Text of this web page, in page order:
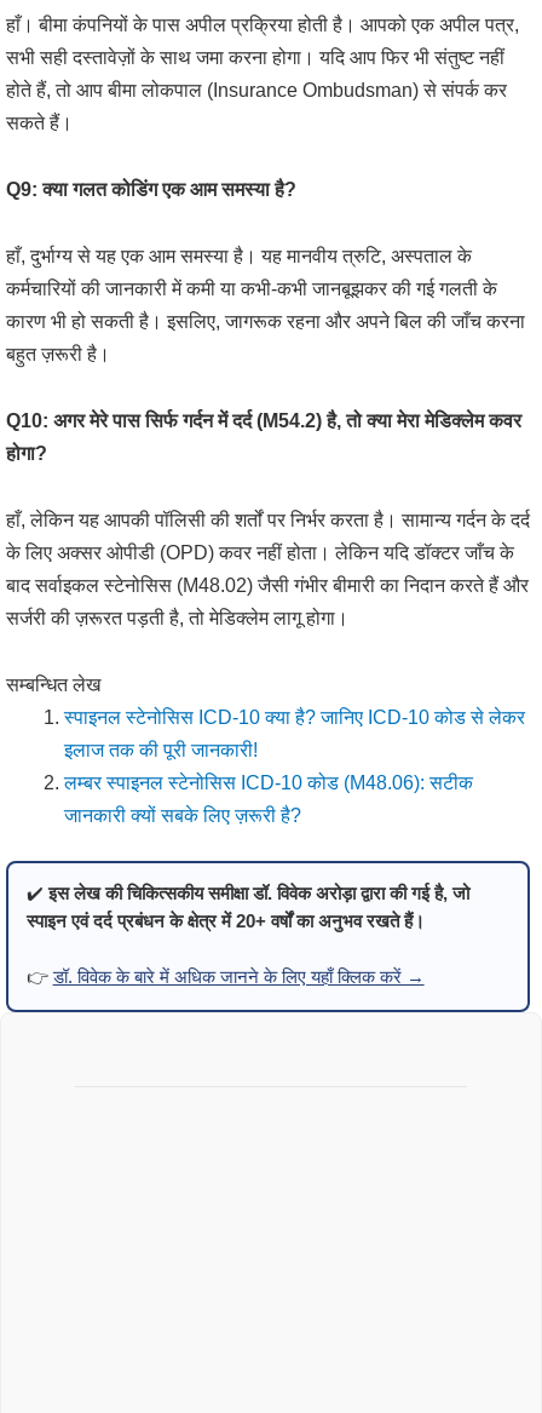
हाँ। बीमा कंपनियों के पास अपील प्रक्रिया होती है। आपको एक अपील पत्र,
सभी सही दस्तावेज़ों के साथ जमा करना होगा। यदि आप फिर भी संतुष्ट नहीं
होते हैं, तो आप बीमा लोकपाल (Insurance Ombudsman) से संपर्क कर
सकते हैं।
Q9: क्या गलत कोडिंग एक आम समस्या है?
हाँ, दुर्भाग्य से यह एक आम समस्या है। यह मानवीय त्रुटि, अस्पताल के
कर्मचारियों की जानकारी में कमी या कभी-कभी जानबूझकर की गई गलती के
कारण भी हो सकती है। इसलिए, जागरूक रहना और अपने बिल की जाँच करना
बहुत ज़रूरी है।
Q10: अगर मेरे पास सिर्फ गर्दन में दर्द (M54.2) है, तो क्या मेरा मेडिक्लेम कवर
होगा?
हाँ, लेकिन यह आपकी पॉलिसी की शर्तों पर निर्भर करता है। सामान्य गर्दन के दर्द
के लिए अक्सर ओपीडी (OPD) कवर नहीं होता। लेकिन यदि डॉक्टर जाँच के
बाद सर्वाइकल स्टेनोसिस (M48.02) जैसी गंभीर बीमारी का निदान करते हैं और
सर्जरी की ज़रूरत पड़ती है, तो मेडिक्लेम लागू होगा।
सम्बन्धित लेख
स्पाइनल स्टेनोसिस ICD-10 क्या है? जानिए ICD-10 कोड से लेकर
इलाज तक की पूरी जानकारी!
लम्बर स्पाइनल स्टेनोसिस ICD-10 कोड (M48.06): सटीक
जानकारी क्यों सबके लिए ज़रूरी है?
✔️इस लेख की चिकित्सकीय समीक्षा डॉ. विवेक अरोड़ा द्वारा की गई है, जो
स्पाइन एवं दर्द प्रबंधन के क्षेत्र में 20+ वर्षों का अनुभव रखते हैं।
👉डॉ. विवेक के बारे में अधिक जानने के लिए यहाँ क्लिक करें →